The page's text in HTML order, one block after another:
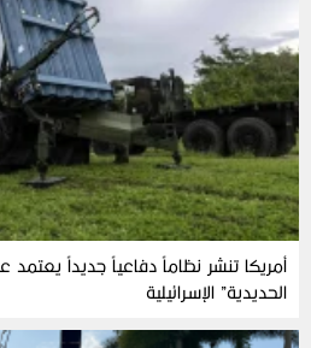
أمريكا تنشر نظاماً دفاعياً جديداً يعتمد
الحديدية” الإسرائيلية